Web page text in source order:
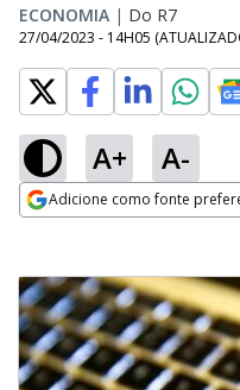
ECONOMIA | Do R7
27/04/2023 - 14H05
A+ A-
Adicione como fonte